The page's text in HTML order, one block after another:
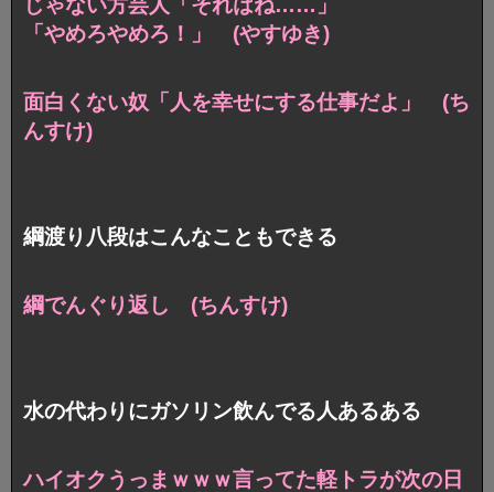
じゃない方芸人「それはね……」
「やめろやめろ！」 (やすゆき)
面白くない奴「人を幸せにする仕事だよ」 (ち
んすけ)
綱渡り八段はこんなこともできる
綱でんぐり返し (ちんすけ)
水の代わりにガソリン飲んでる人あるある
ハイオクうっまｗｗｗ言ってた軽トラが次の日